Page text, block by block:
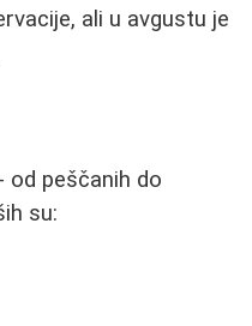
ali u avgustu je
od peščanih do
su: